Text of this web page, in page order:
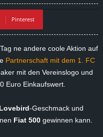
Pinterest
ne andere coole Aktion auf
Partnerschaft mit dem 1. FC
mit den Vereinslogo und
Euro Einkaufswert.
-Geschmack und
Fiat 500 gewinnen kann.